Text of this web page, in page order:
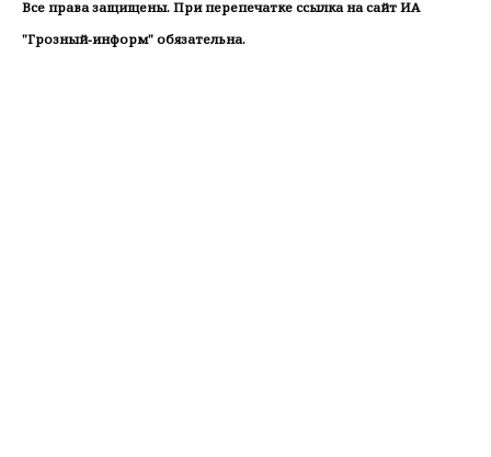
Все права защищены. При перепечатке ссылка на сайт ИА
"Грозный-информ" обязательна.